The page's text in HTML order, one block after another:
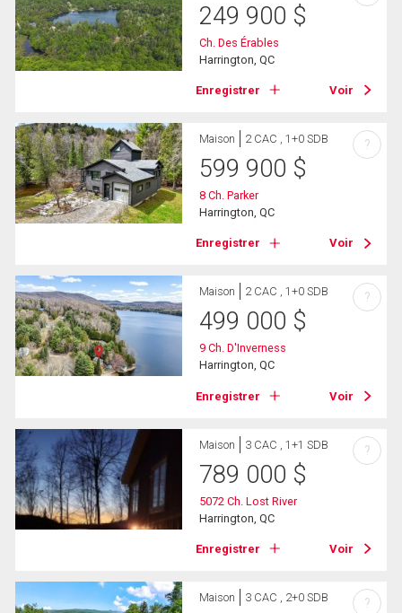
249 900 $
Ch. Des Érables
Harrington, QC
Enregistrer Voir
Maison 2 CAC , 1+0 SDB
599 900 $
8 Ch. Parker
Harrington, QC
Enregistrer Voir
?
Maison 2 CAC , 1+0 SDB
499 000 $
9 Ch. D'Inverness
Harrington, QC
Enregistrer Voir
?
Maison 3 CAC , 1+1 SDB
789 000 $
5072 Ch. Lost River
Harrington, QC
Enregistrer Voir
?
Maison 3 CAC , 2+0 SDB ?